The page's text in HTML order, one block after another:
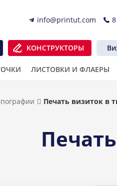
info@printut.com
КОНСТРУКТОРЫ
ЛИСТОВКИ И ФЛАЕРЫ
Печать визиток в